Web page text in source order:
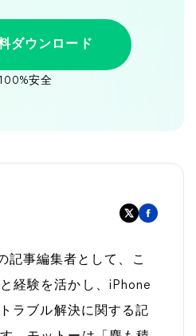
ダウンロード
安全
記事編集者として、こ
経験を活かし、iPhone
ラブル解決に関する記